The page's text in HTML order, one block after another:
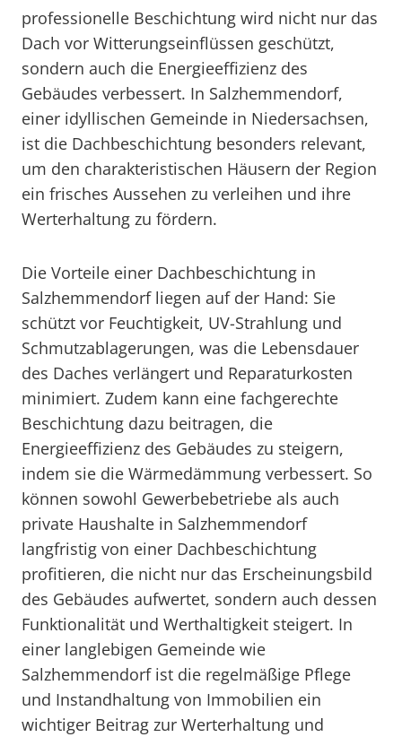
professionelle Beschichtung wird nicht nur das
Dach vor Witterungseinflüssen geschützt,
sondern auch die Energieeffizienz des
Gebäudes verbessert. In Salzhemmendorf,
einer idyllischen Gemeinde in Niedersachsen,
ist die Dachbeschichtung besonders relevant,
um den charakteristischen Häusern der Region
ein frisches Aussehen zu verleihen und ihre
Werterhaltung zu fördern.
Die Vorteile einer Dachbeschichtung in
Salzhemmendorf liegen auf der Hand: Sie
schützt vor Feuchtigkeit, UV-Strahlung und
Schmutzablagerungen, was die Lebensdauer
des Daches verlängert und Reparaturkosten
minimiert. Zudem kann eine fachgerechte
Beschichtung dazu beitragen, die
Energieeffizienz des Gebäudes zu steigern,
indem sie die Wärmedämmung verbessert. So
können sowohl Gewerbebetriebe als auch
private Haushalte in Salzhemmendorf
langfristig von einer Dachbeschichtung
profitieren, die nicht nur das Erscheinungsbild
des Gebäudes aufwertet, sondern auch dessen
Funktionalität und Werthaltigkeit steigert. In
einer langlebigen Gemeinde wie
Salzhemmendorf ist die regelmäßige Pflege
und Instandhaltung von Immobilien ein
wichtiger Beitrag zur Werterhaltung und